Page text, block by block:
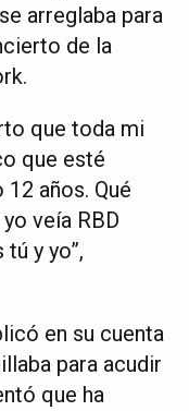
arreglaba para
de la
que toda mi
que esté
años. Qué
veía RBD
y yo”,
en su cuenta
para acudir
que ha